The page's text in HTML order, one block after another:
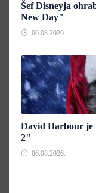
Šef Disneyja
New Day"
06.08.2026.
David Harbour je
2"
06.08.2026.